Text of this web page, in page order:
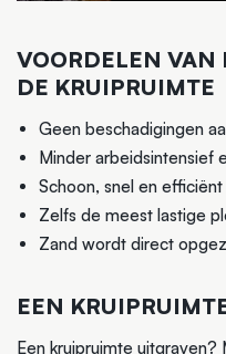
VOORDELEN
DE KRUIPRUIMTE
Geen beschadigingen
Minder arbeidsintensief
Schoon, snel en
Zelfs de meest lastige
Zand wordt direct
EEN
Een kruipruimte